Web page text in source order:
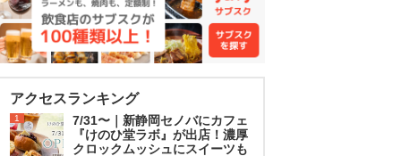
アクセスランキング
1
7/31〜｜新静岡セノバにカフェ
『けのひ堂ラボ』が出店！濃厚
クロックムッシュにスイーツも